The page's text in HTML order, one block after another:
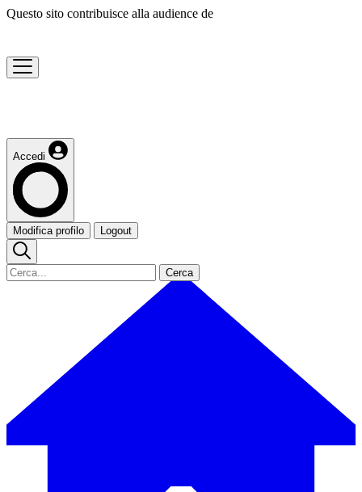
Questo sito contribuisce alla audience de
Accedi
Modifica profilo Logout
Cerca